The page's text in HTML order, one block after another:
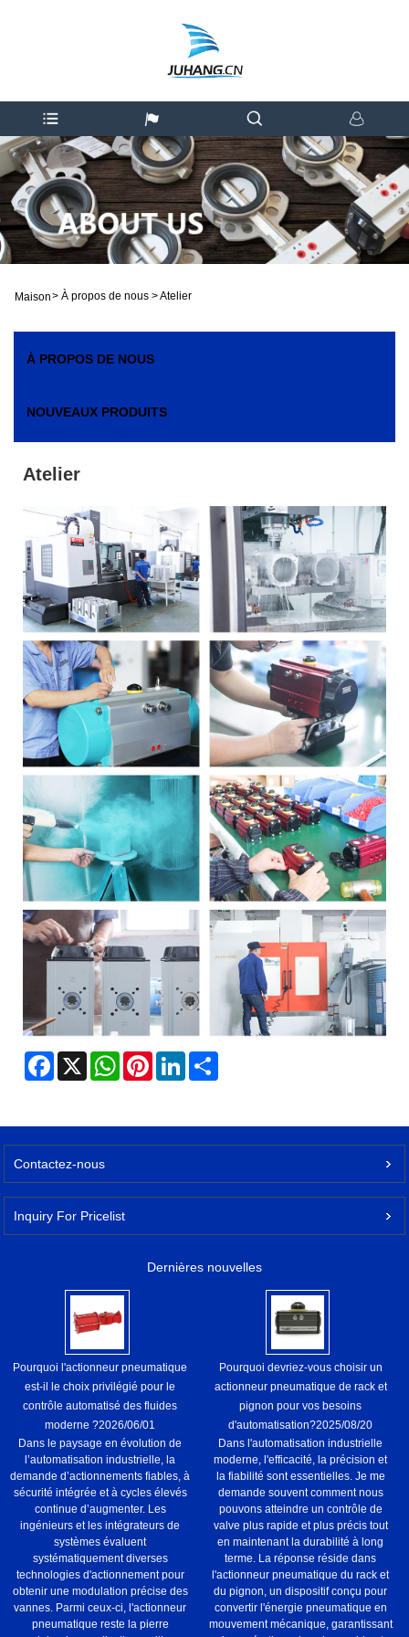
Maison> À propos de nous >Atelier
À PROPOS DE NOUS
NOUVEAUX PRODUITS
Atelier
Facebook
X WhatsAppPinterestLinkedIn
Contactez-nous
Inquiry For Pricelist
Dernières nouvelles
Pourquoi l'actionneur pneumatique
est-il le choix privilégié pour le
contrôle automatisé des fluides
moderne ?2026/06/01
Dans le paysage en évolution de
l’automatisation industrielle, la
demande d’actionnements fiables, à
sécurité intégrée et à cycles élevés
continue d’augmenter. Les
ingénieurs et les intégrateurs de
systèmes évaluent
systématiquement diverses
technologies d'actionnement pour
obtenir une modulation précise des
vannes. Parmi ceux-ci, l'actionneur
pneumatique reste la pierre
Pourquoi devriez-vous choisir un
actionneur pneumatique de rack et
pignon pour vos besoins
d'automatisation?2025/08/20
Dans l'automatisation industrielle
moderne, l'efficacité, la précision et
la fiabilité sont essentielles. Je me
demande souvent comment nous
pouvons atteindre un contrôle de
valve plus rapide et plus précis tout
en maintenant la durabilité à long
terme. La réponse réside dans
l'actionneur pneumatique du rack et
du pignon, un dispositif conçu pour
convertir l'énergie pneumatique en
mouvement mécanique, garantissant